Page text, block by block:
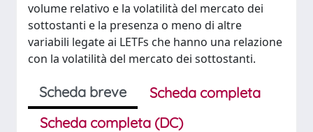
volume relativo e la volatilità del mercato dei
sottostanti e la presenza o meno di altre
variabili legate ai LETFs che hanno una relazione
con la volatilità del mercato dei sottostanti.
Scheda breve
Scheda completa
Scheda completa (DC)